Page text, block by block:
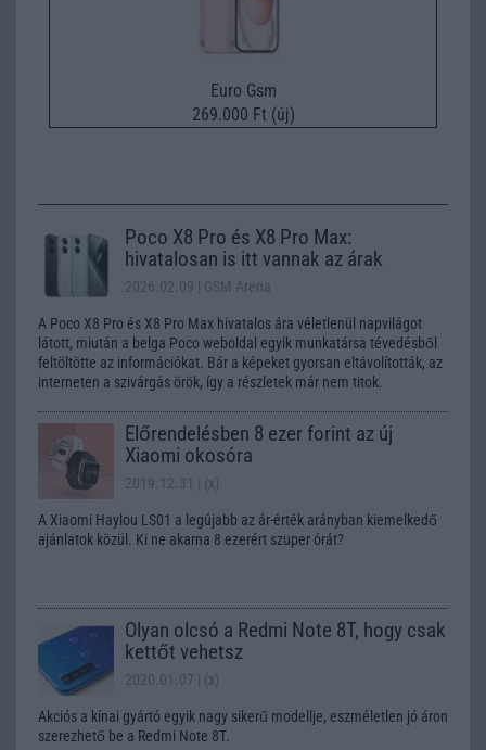
Euro Gsm
269.000 Ft (új)
Poco X8 Pro és X8 Pro Max:
hivatalosan is itt vannak az árak
2026.02.09 | GSM Arena
A Poco X8 Pro és X8 Pro Max hivatalos ára véletlenül napvilágot
látott, miután a belga Poco weboldal egyik munkatársa tévedésből
feltöltötte az információkat. Bár a képeket gyorsan eltávolították, az
interneten a szivárgás örök, így a részletek már nem titok.
Előrendelésben 8 ezer forint az új
Xiaomi okosóra
2019.12.31 | (x)
A Xiaomi Haylou LS01 a legújabb az ár-érték arányban kiemelkedő
ajánlatok közül. Ki ne akarna 8 ezerért szuper órát?
Olyan olcsó a Redmi Note 8T, hogy csak
kettőt vehetsz
2020.01.07 | (x)
Akciós a kínai gyártó egyik nagy sikerű modellje, eszméletlen jó áron
szerezhető be a Redmi Note 8T.